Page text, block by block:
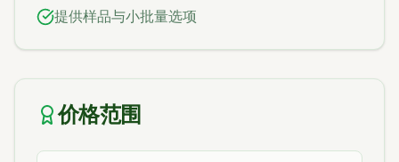
提供样品与小批量选项
价格范围